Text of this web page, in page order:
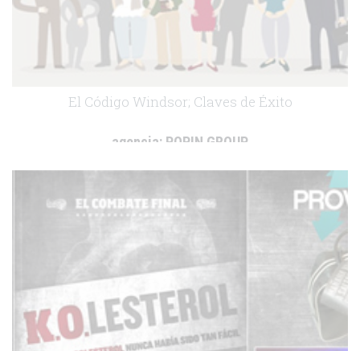
El Código Windsor; Claves de Éxito
agencia: POPIN GROUP